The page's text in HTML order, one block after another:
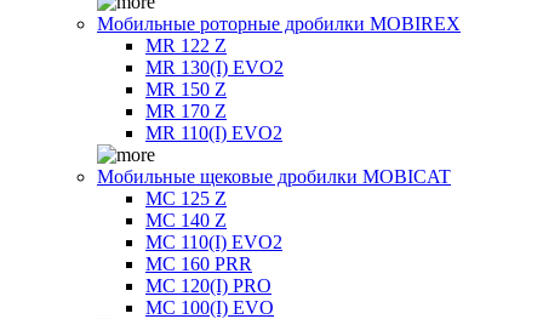
Мобильные роторные дробилки MOBIREX
MR 122 Z
MR 130(I) EVO2
MR 150 Z
MR 170 Z
MR 110(I) EVO2
Мобильные щековые дробилки MOBICAT
MC 125 Z
MC 140 Z
MC 110(I) EVO2
MC 160 PRR
MC 120(I) PRO
MC 100(I) EVO